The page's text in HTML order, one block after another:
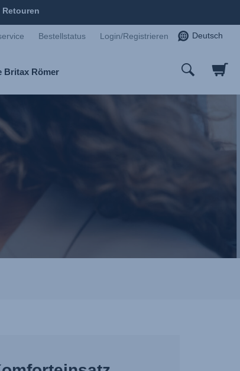
Bestellstatus Login/Registrieren Deutsch
Britax Römer